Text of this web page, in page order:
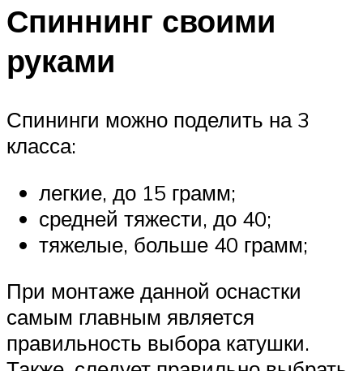
Спиннинг своими
руками
Спининги можно поделить на 3
класса:
легкие, до 15 грамм;
средней тяжести, до 40;
тяжелые, больше 40 грамм;
При монтаже данной оснастки
самым главным является
правильность выбора катушки.